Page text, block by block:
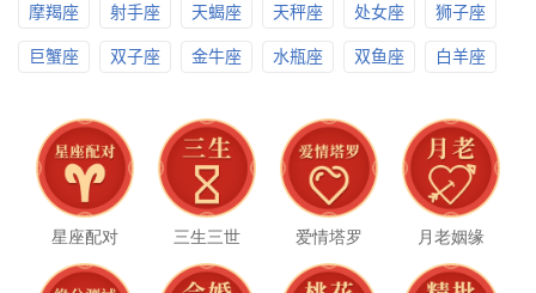
摩羯座 射手座 天蝎座 天秤座 处女座 狮子座
巨蟹座 双子座 金牛座 水瓶座 双鱼座 白羊座
星座配对 三生三世 爱情塔罗 月老姻缘